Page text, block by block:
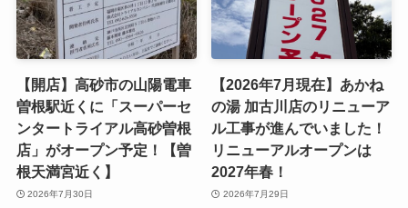
【開店】高砂市の山陽電車
曽根駅近くに「スーパーセ
ンタートライアル高砂曽根
店」がオープン予定！【曽
根天満宮近く】
2026年7月30日
【2026年7月現在】あかね
の湯 加古川店のリニューア
ル工事が進んでいました！
リニューアルオープンは
2027年春！
2026年7月29日